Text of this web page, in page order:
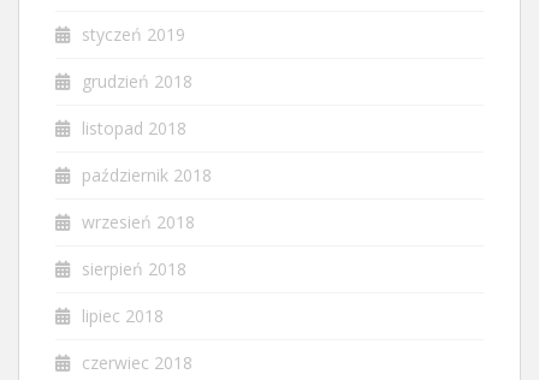
styczeń 2019
grudzień 2018
listopad 2018
październik 2018
wrzesień 2018
sierpień 2018
lipiec 2018
czerwiec 2018